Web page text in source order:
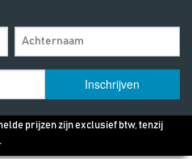
prijzen zijn exclusief btw, tenzij